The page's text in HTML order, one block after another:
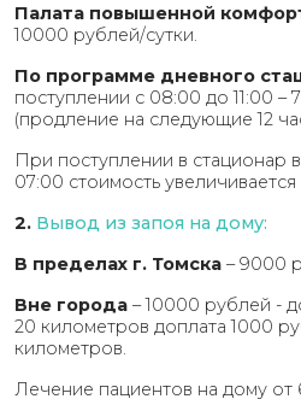
Палата повышенной
10000 рублей/сутки.
По программе дневного
поступлении с 08:00 до 11:00 –
(продление на следующие 12
При поступлении в стационар
07:00 стоимость
2. Вывод из запоя на дому:
В пределах г. Томска – 9000
Вне города – 10000 рублей -
20 километров доплата 1000
километров.
Лечение пациентов на дому от